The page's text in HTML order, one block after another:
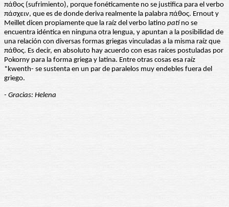
πάθος (sufrimiento), porque fonéticamente no se justifica para el verbo
πάσχειν, que es de donde deriva realmente la palabra πάθος. Ernout y
Meillet dicen propiamente que la raíz del verbo latino patino se
encuentra idéntica en ninguna otra lengua, y apuntan a la posibilidad de
una relación con diversas formas griegas vinculadas a la misma raíz que
πάθος. Es decir, en absoluto hay acuerdo con esas raíces postuladas por
Pokorny para la forma griega y latina. Entre otras cosas esa raíz
*kwenth- se sustenta en un par de paralelos muy endebles fuera del
griego.
- Gracias: Helena